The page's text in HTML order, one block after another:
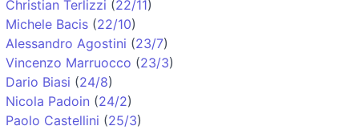
Christian Terlizzi (22/11)
Michele Bacis (22/10)
Alessandro Agostini (23/7)
Vincenzo Marruocco (23/3)
Dario Biasi (24/8)
Nicola Padoin (24/2)
Paolo Castellini (25/3)